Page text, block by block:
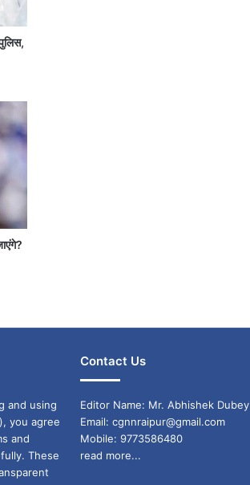
and using
you agree
and
These
Contact Us
Editor Name: Mr. Abhishek Dubey
Email: cgnnraipur@gmail.com
Mobile: 9773586480
read more...